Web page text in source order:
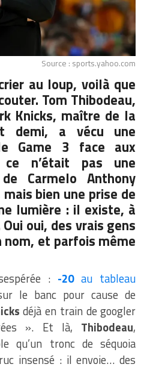
Source : sports.yahoo.com
au loup, voilà que
Tom Thibodeau,
Knicks, maître de la
demi, a vécu une
Game 3 face aux
n’était pas une
Carmelo Anthony
bien une prise de
lumière : il existe, à
oui, des vrais gens
et parfois même
: -20au tableau
le banc pour cause de
déjà en train de googler
». Et là, Thibodeau,
qu’un tronc de séquoia
insensé : il envoie… des